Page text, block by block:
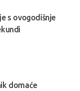
s ovogodišnje
domaće